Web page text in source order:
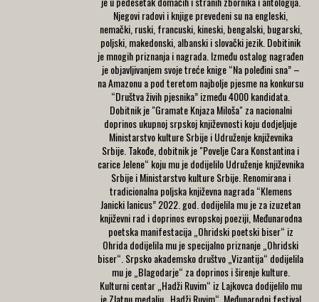
Njegovi radovi i knjige prevedeni su na engleski,
nemački, ruski, francuski, kineski, bengalski, bugarski,
poljski, makedonski, albanski i slovački jezik. Dobitinik
je mnogih priznanja i nagrada. Između ostalog nagrađen
je objavljivanjem svoje treće knige “Na poleđini sna” –
na Amazonu a pod teretom najbolje pjesme na konkursu
“Društva živih pjesnika” između 4000 kandidata.
Dobitnik je "Gramate Knjaza Miloša" za nacionalni
doprinos ukupnoj srpskoj književnosti koju dodjeljuje
Ministarstvo kulture Srbije i Udruženje književnika
Srbije. Takođe, dobitnik je "Povelje Cara Konstantina i
carice Jelene“ koju mu je dodijelilo Udruženje književnika
Srbije i Ministarstvo kulture Srbije. Renomirana i
tradicionalna poljska književna nagrada “Klemens
Janicki Ianicus” 2022. god. dodijelila mu je za izuzetan
književni rad i doprinos evropskoj poeziji, Međunarodna
poetska manifestacija „Ohridski poetski biser“ iz
Ohrida dodijelila mu je specijalno priznanje „Ohridski
biser“. Srpsko akademsko društvo „Vizantija“ dodijelila
mu je „Blagodarje“ za doprinos i širenje kulture.
Kulturni centar „Hadži Ruvim“ iz Lajkovca dodijelilo mu
je Zlatnu medalju „Hadži Ruvim“. Međunarodni festival